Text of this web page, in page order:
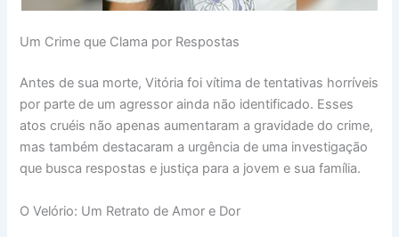
Um Crime que Clama por Respostas
Antes de sua morte, Vitória foi vítima de tentativas horríveis
por parte de um agressor ainda não identificado. Esses
atos cruéis não apenas aumentaram a gravidade do crime,
mas também destacaram a urgência de uma investigação
que busca respostas e justiça para a jovem e sua família.
O Velório: Um Retrato de Amor e Dor